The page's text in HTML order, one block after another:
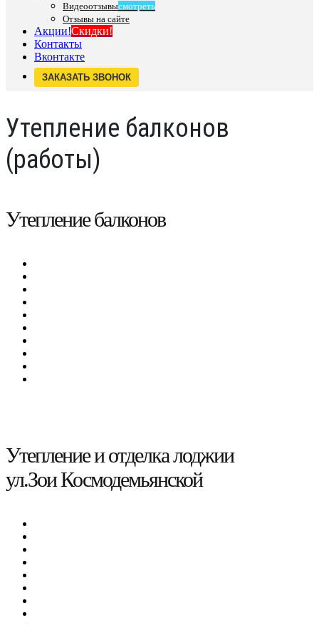
Видеоотзывысмотреть
Отзывы на сайте
Акции!Скидки!
Контакты
Вконтакте
Утепление балконов
(работы)
Утепление балконов
Утепление и отделка лоджии
ул.Зои Космодемьянской